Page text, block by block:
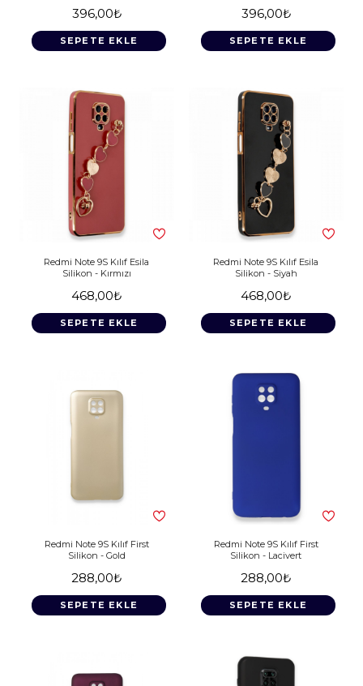
396,00₺
SEPETE EKLE
396,00₺
SEPETE EKLE
Redmi Note 9S Kılıf Esila
Silikon - Kırmızı
468,00₺
SEPETE EKLE
Redmi Note 9S Kılıf Esila
Silikon - Siyah
468,00₺
SEPETE EKLE
Redmi Note 9S Kılıf First
Silikon - Gold
288,00₺
SEPETE EKLE
Redmi Note 9S Kılıf First
Silikon - Lacivert
288,00₺
SEPETE EKLE